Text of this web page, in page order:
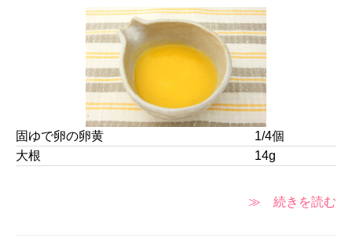
固ゆで卵の卵黄
1/4個
大根
14g
≫ 続きを読む